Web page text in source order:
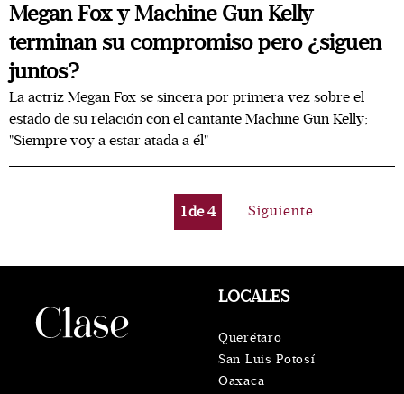
Megan Fox y Machine Gun Kelly
terminan su compromiso pero ¿siguen
juntos?
La actriz Megan Fox se sincera por primera vez sobre el
estado de su relación con el cantante Machine Gun Kelly;
"Siempre voy a estar atada a él"
1de4 Siguiente
LOCALES
Querétaro
San Luis Potosí
Oaxaca